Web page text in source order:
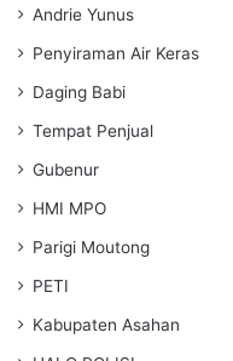
Andrie Yunus
Penyiraman Air Keras
Daging Babi
Tempat Penjual
Gubenur
HMI MPO
Parigi Moutong
PETI
Kabupaten Asahan